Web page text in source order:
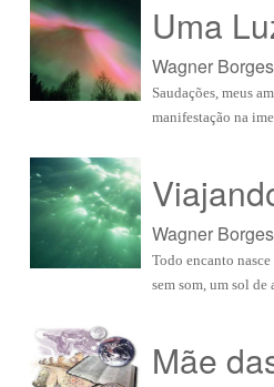
Uma
Wagner Borges
Saudações, meus
manifestação na
Wagner Borges
Todo encanto
sem som, um sol
Mãe